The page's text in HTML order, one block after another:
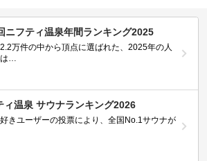
ニフティ温泉年間ランキング2025
万件の中から頂点に選ばれた、2025年の人
は…
ィ温泉 サウナランキング2026
きユーザーの投票により、全国No.1サウナが